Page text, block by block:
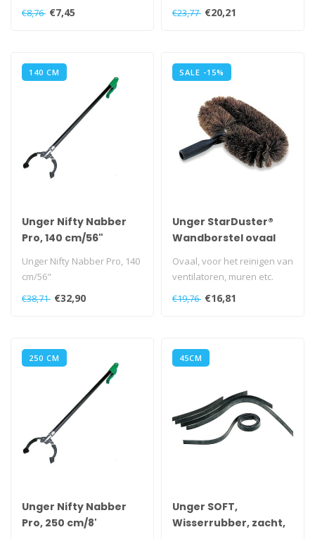
€8,76 €7,45 €23,77 €20,21
140 CM
Unger Nifty Nabber
Pro, 140 cm/56"
Unger Nifty Nabber Pro, 140
cm/56"
€38,71 €32,90
SALE -15%
Unger StarDuster®
Wandborstel ovaal
Ovaal, voor het reinigen van
ventilatoren, muren etc.
€19,76 €16,81
250 CM
Unger Nifty Nabber
Pro, 250 cm/8'
45CM
Unger SOFT,
Wisserrubber, zacht,